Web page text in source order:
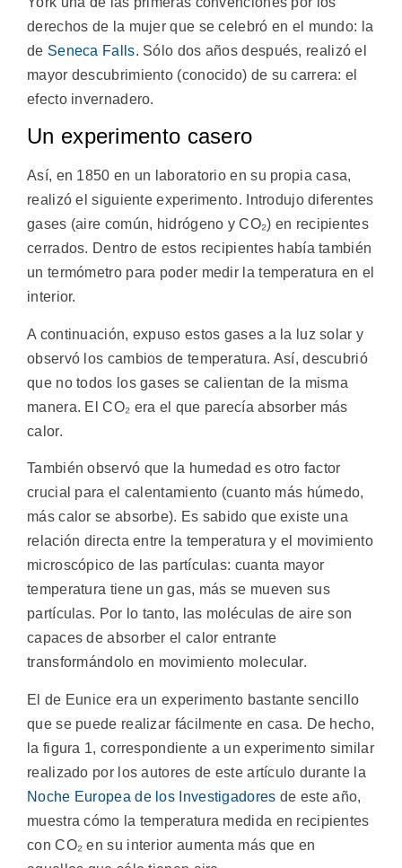
derechos de la mujer que se celebró en el mundo: la
de Seneca Falls. Sólo dos años después, realizó el
mayor descubrimiento (conocido) de su carrera: el
efecto invernadero.
Un experimento casero
Así, en 1850 en un laboratorio en su propia casa,
realizó el siguiente experimento. Introdujo diferentes
gases (aire común, hidrógeno y CO₂) en recipientes
cerrados. Dentro de estos recipientes había también
un termómetro para poder medir la temperatura en el
interior.
A continuación, expuso estos gases a la luz solar y
observó los cambios de temperatura. Así, descubrió
que no todos los gases se calientan de la misma
manera. El CO₂ era el que parecía absorber más
calor.
También observó que la humedad es otro factor
crucial para el calentamiento (cuanto más húmedo,
más calor se absorbe). Es sabido que existe una
relación directa entre la temperatura y el movimiento
microscópico de las partículas: cuanta mayor
temperatura tiene un gas, más se mueven sus
partículas. Por lo tanto, las moléculas de aire son
capaces de absorber el calor entrante
transformándolo en movimiento molecular.
El de Eunice era un experimento bastante sencillo
que se puede realizar fácilmente en casa. De hecho,
la figura 1, correspondiente a un experimento similar
realizado por los autores de este artículo durante la
Noche Europea de los Investigadores de este año,
muestra cómo la temperatura medida en recipientes
con CO₂ en su interior aumenta más que en